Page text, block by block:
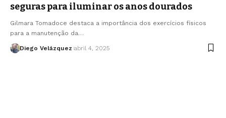
seguras para iluminar os anos dourados
Gilmara Tomadoce destaca a importância dos exercícios físicos
para a manutenção da…
Diego Velázquez abril 4, 2025